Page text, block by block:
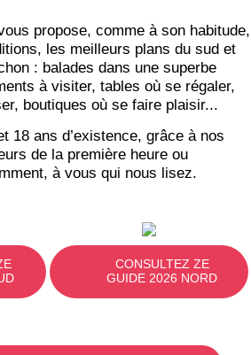
propose, comme à son habitude,
les meilleurs plans du sud et
: balades dans une superbe
à visiter, tables où se régaler,
boutiques où se faire plaisir...
18 ans d’existence, grâce à nos
de la première heure ou
à vous qui nous lisez.
CONSULTEZ ZE
GUIDE 2026 NORD